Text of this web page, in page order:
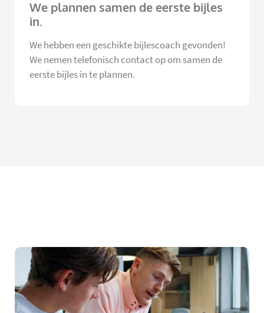
We plannen samen de eerste bijles
in.
We hebben een geschikte bijlescoach gevonden!
We nemen telefonisch contact op om samen de
eerste bijles in te plannen.